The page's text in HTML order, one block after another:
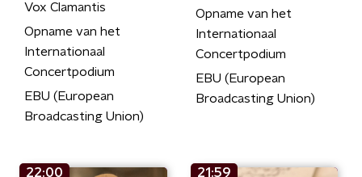
Vox Clamantis
Opname van het
Internationaal
Concertpodium
EBU (European
Broadcasting Union)
Opname van het
Internationaal
Concertpodium
EBU (European
Broadcasting Union)
22:00 21:59